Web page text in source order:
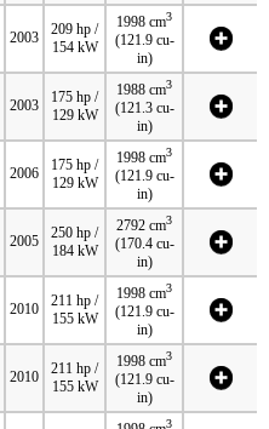
2003
209 hp /
154 kW
1998 cm3
(121.9 cu-
in)
2003
175 hp /
129 kW
1988 cm3
(121.3 cu-
in)
2006
175 hp /
129 kW
1998 cm3
(121.9 cu-
in)
2005
250 hp /
184 kW
2792 cm3
(170.4 cu-
in)
2010
211 hp /
155 kW
1998 cm3
(121.9 cu-
in)
2010
211 hp /
155 kW
1998 cm3
(121.9 cu-
in)
3